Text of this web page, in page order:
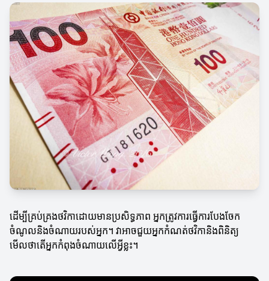
ដើម្បីគ្រប់គ្រងថវិកាដោយមានប្រសិទ្ធភាព អ្នកត្រូវការធ្វើការបែងចែក
ចំណូលនិងចំណាយរបស់អ្នក។ វាអាចជួយអ្នកកំណត់ថវិកានិងពិនិត្យ
មើលថាតើអ្នកកំពុងចំណាយលើអ្វីខ្លះ។